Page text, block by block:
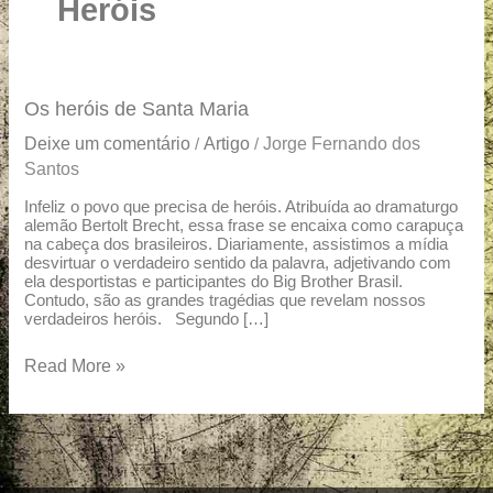
Heróis
Os heróis de Santa Maria
Deixe um comentário /Artigo /Jorge Fernando dos
Santos
Infeliz o povo que precisa de heróis. Atribuída ao dramaturgo
alemão Bertolt Brecht, essa frase se encaixa como carapuça
na cabeça dos brasileiros. Diariamente, assistimos a mídia
desvirtuar o verdadeiro sentido da palavra, adjetivando com
ela desportistas e participantes do Big Brother Brasil.
Contudo, são as grandes tragédias que revelam nossos
verdadeiros heróis. Segundo […]
Os
de
Santa
Maria
Read More »